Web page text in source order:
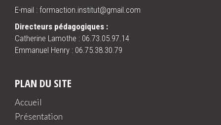
E-mail : formaction.institut@gmail.com
Directeurs pédagogiques :
Catherine Lamothe : 06.73.05.97.14
Emmanuel Henry : 06.75.38.30.79
PLAN DU SITE
Accueil
Présentation